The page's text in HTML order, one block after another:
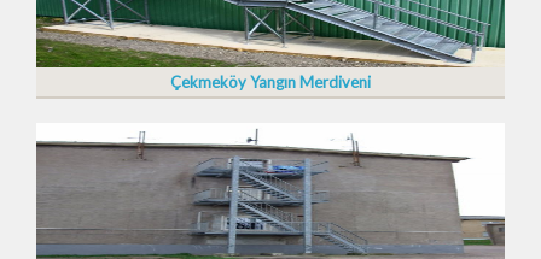
Çekmeköy Yangın Merdiveni